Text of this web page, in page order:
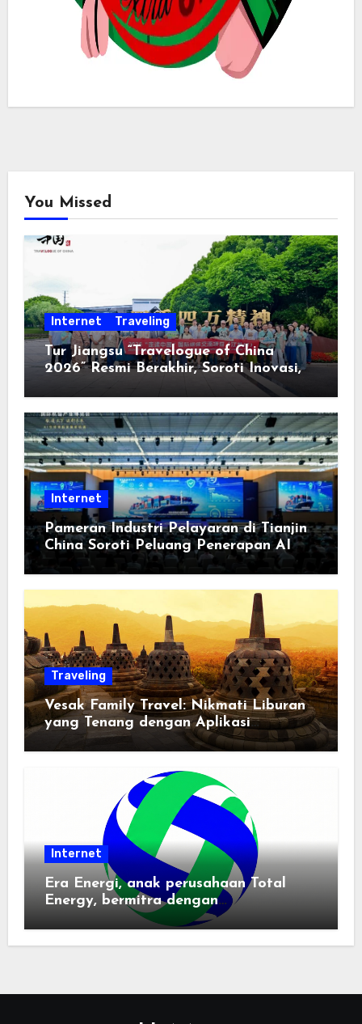
You Missed
Internet Traveling
Tur Jiangsu “Travelogue of China
2026” Resmi Berakhir, Soroti Inovasi,
Keterbukaan, dan Pembangunan
Berorientasi pada Masyarakat
Internet
Pameran Industri Pelayaran di Tianjin
China Soroti Peluang Penerapan AI
Traveling
Vesak Family Travel: Nikmati Liburan
yang Tenang dengan Aplikasi
Pemindai PDF
Internet
Era Energi, anak perusahaan Total
Energy, bermitra dengan
Zhuochuangtong untuk mempercepat
transisi energi Indonesia — raksasa